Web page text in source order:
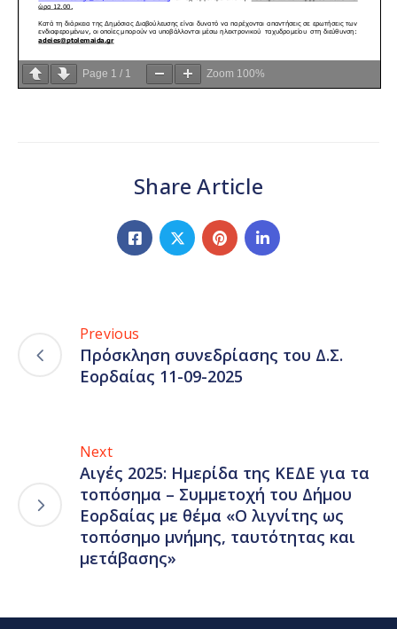
Page 1 / 1 Zoom 100%
Share Article
Previous
Πρόσκληση συνεδρίασης του Δ.Σ.
Εορδαίας 11-09-2025
Next
Αιγές 2025: Ημερίδα της ΚΕΔΕ για τα
τοπόσημα – Συμμετοχή του Δήμου
Εορδαίας με θέμα «Ο λιγνίτης ως
τοπόσημο μνήμης, ταυτότητας και
μετάβασης»